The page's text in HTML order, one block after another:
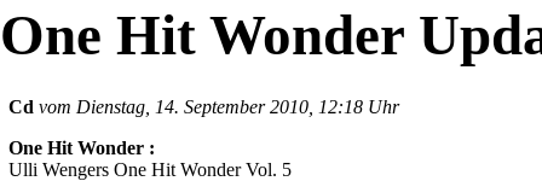
One Hit Wonder
Cd vom Dienstag, 14. September 2010, 12:18 Uhr
One Hit Wonder :
Ulli Wengers One Hit Wonder Vol. 5